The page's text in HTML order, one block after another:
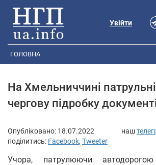
Увійти
ГОЛОВНА
На Хмельниччині
чергову підробку
Опубліковано: 18.07.2022 наш
поділитись: Facebook, Tweeter
Учора, патрулюючи